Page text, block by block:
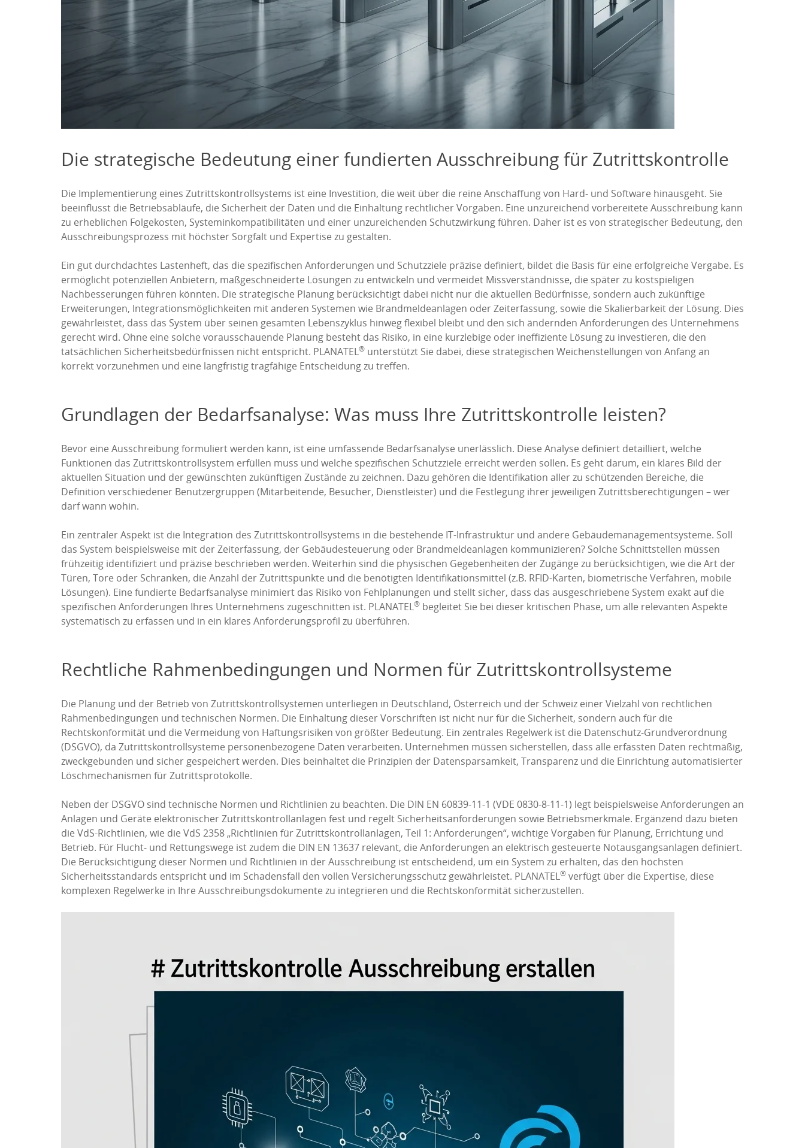
Die strategische Bedeutung einer fundierten Ausschreibung für Zutrittskontrolle
Die Implementierung eines Zutrittskontrollsystems ist eine Investition, die weit über die reine Anschaffung von Hard- und Software hinausgeht. Sie
beeinflusst die Betriebsabläufe, die Sicherheit der Daten und die Einhaltung rechtlicher Vorgaben. Eine unzureichend vorbereitete Ausschreibung kann
zu erheblichen Folgekosten, Systeminkompatibilitäten und einer unzureichenden Schutzwirkung führen. Daher ist es von strategischer Bedeutung, den
Ausschreibungsprozess mit höchster Sorgfalt und Expertise zu gestalten.
Ein gut durchdachtes Lastenheft, das die spezifischen Anforderungen und Schutzziele präzise definiert, bildet die Basis für eine erfolgreiche Vergabe. Es
ermöglicht potenziellen Anbietern, maßgeschneiderte Lösungen zu entwickeln und vermeidet Missverständnisse, die später zu kostspieligen
Nachbesserungen führen könnten. Die strategische Planung berücksichtigt dabei nicht nur die aktuellen Bedürfnisse, sondern auch zukünftige
Erweiterungen, Integrationsmöglichkeiten mit anderen Systemen wie Brandmeldeanlagen oder Zeiterfassung, sowie die Skalierbarkeit der Lösung. Dies
gewährleistet, dass das System über seinen gesamten Lebenszyklus hinweg flexibel bleibt und den sich ändernden Anforderungen des Unternehmens
gerecht wird. Ohne eine solche vorausschauende Planung besteht das Risiko, in eine kurzlebige oder ineffiziente Lösung zu investieren, die den
tatsächlichen Sicherheitsbedürfnissen nicht entspricht. PLANATEL® unterstützt Sie dabei, diese strategischen Weichenstellungen von Anfang an
korrekt vorzunehmen und eine langfristig tragfähige Entscheidung zu treffen.
Grundlagen der Bedarfsanalyse: Was muss Ihre Zutrittskontrolle leisten?
Bevor eine Ausschreibung formuliert werden kann, ist eine umfassende Bedarfsanalyse unerlässlich. Diese Analyse definiert detailliert, welche
Funktionen das Zutrittskontrollsystem erfüllen muss und welche spezifischen Schutzziele erreicht werden sollen. Es geht darum, ein klares Bild der
aktuellen Situation und der gewünschten zukünftigen Zustände zu zeichnen. Dazu gehören die Identifikation aller zu schützenden Bereiche, die
Definition verschiedener Benutzergruppen (Mitarbeitende, Besucher, Dienstleister) und die Festlegung ihrer jeweiligen Zutrittsberechtigungen – wer
darf wann wohin.
Ein zentraler Aspekt ist die Integration des Zutrittskontrollsystems in die bestehende IT-Infrastruktur und andere Gebäudemanagementsysteme. Soll
das System beispielsweise mit der Zeiterfassung, der Gebäudesteuerung oder Brandmeldeanlagen kommunizieren? Solche Schnittstellen müssen
frühzeitig identifiziert und präzise beschrieben werden. Weiterhin sind die physischen Gegebenheiten der Zugänge zu berücksichtigen, wie die Art der
Türen, Tore oder Schranken, die Anzahl der Zutrittspunkte und die benötigten Identifikationsmittel (z.B. RFID-Karten, biometrische Verfahren, mobile
Lösungen). Eine fundierte Bedarfsanalyse minimiert das Risiko von Fehlplanungen und stellt sicher, dass das ausgeschriebene System exakt auf die
spezifischen Anforderungen Ihres Unternehmens zugeschnitten ist. PLANATEL® begleitet Sie bei dieser kritischen Phase, um alle relevanten Aspekte
systematisch zu erfassen und in ein klares Anforderungsprofil zu überführen.
Rechtliche Rahmenbedingungen und Normen für Zutrittskontrollsysteme
Die Planung und der Betrieb von Zutrittskontrollsystemen unterliegen in Deutschland, Österreich und der Schweiz einer Vielzahl von rechtlichen
Rahmenbedingungen und technischen Normen. Die Einhaltung dieser Vorschriften ist nicht nur für die Sicherheit, sondern auch für die
Rechtskonformität und die Vermeidung von Haftungsrisiken von größter Bedeutung. Ein zentrales Regelwerk ist die Datenschutz-Grundverordnung
(DSGVO), da Zutrittskontrollsysteme personenbezogene Daten verarbeiten. Unternehmen müssen sicherstellen, dass alle erfassten Daten rechtmäßig,
zweckgebunden und sicher gespeichert werden. Dies beinhaltet die Prinzipien der Datensparsamkeit, Transparenz und die Einrichtung automatisierter
Löschmechanismen für Zutrittsprotokolle.
Neben der DSGVO sind technische Normen und Richtlinien zu beachten. Die DIN EN 60839-11-1 (VDE 0830-8-11-1) legt beispielsweise Anforderungen an
Anlagen und Geräte elektronischer Zutrittskontrollanlagen fest und regelt Sicherheitsanforderungen sowie Betriebsmerkmale. Ergänzend dazu bieten
die VdS-Richtlinien, wie die VdS 2358 „Richtlinien für Zutrittskontrollanlagen, Teil 1: Anforderungen“, wichtige Vorgaben für Planung, Errichtung und
Betrieb. Für Flucht- und Rettungswege ist zudem die DIN EN 13637 relevant, die Anforderungen an elektrisch gesteuerte Notausgangsanlagen definiert.
Die Berücksichtigung dieser Normen und Richtlinien in der Ausschreibung ist entscheidend, um ein System zu erhalten, das den höchsten
Sicherheitsstandards entspricht und im Schadensfall den vollen Versicherungsschutz gewährleistet. PLANATEL® verfügt über die Expertise, diese
komplexen Regelwerke in Ihre Ausschreibungsdokumente zu integrieren und die Rechtskonformität sicherzustellen.